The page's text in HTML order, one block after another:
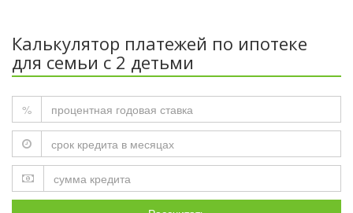
Калькулятор платежей по ипотеке
для семьи с 2 детьми
%